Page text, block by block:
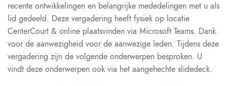
recente ontwikkelingen en belangrijke mededelingen met u als
lid gedeeld. Deze vergadering heeft fysiek op locatie
CenterCourt & online plaatsvinden via Microsoft Teams. Dank
voor de aanwezigheid voor de aanwezige leden. Tijdens deze
vergadering zijn de volgende onderwerpen besproken. U
vindt deze onderwerpen ook via het aangehechte slidedeck.